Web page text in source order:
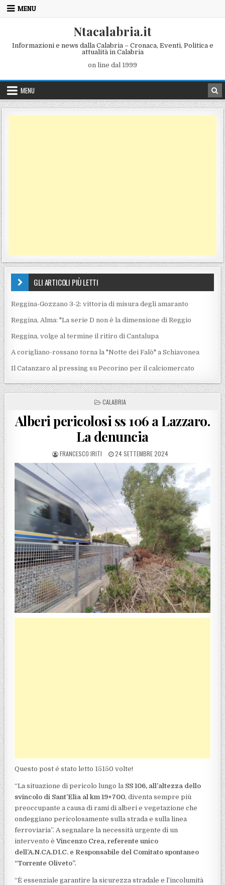
Skip to content
MENU
Ntacalabria.it
Informazioni e news dalla Calabria – Cronaca, Eventi, Politica e
attualità in Calabria
on line dal 1999
MENU
GLI ARTICOLI PIÙ LETTI
Reggina-Gozzano 3-2: vittoria di misura degli amaranto
Reggina, Alma: "La serie D non è la dimensione di Reggio
Reggina, volge al termine il ritiro di Cantalupa
A corigliano-rossano torna la "Notte dei Falò" a Schiavonea
Il Catanzaro al pressing su Pecorino per il calciomercato
POSTED IN
CALABRIA
Alberi pericolosi ss 106 a Lazzaro.
La denuncia
POSTED BY
FRANCESCO IRITI POSTED ON
24 SETTEMBRE 2024
Questo post é stato letto 15150 volte!
“La situazione di pericolo lungo la SS 106, all’altezza dello
svincolo di Sant’Elia al km 19+700, diventa sempre più
preoccupante a causa di rami di alberi e vegetazione che
ondeggiano pericolosamente sulla strada e sulla linea
ferroviaria”. A segnalare la necessità urgente di un
intervento èVincenzo Crea, referente unico
dell’A.N.CA.DI.C. e Responsabile del Comitato spontaneo
“Torrente Oliveto”.
“È essenziale garantire la sicurezza stradale e l’incolumità